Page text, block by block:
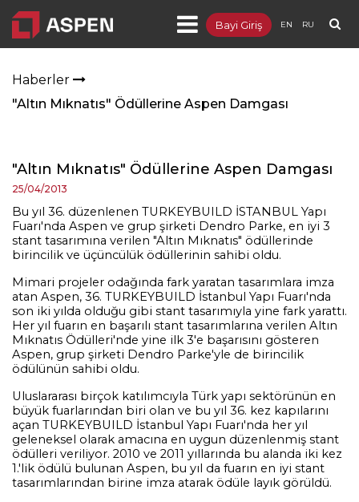
EN RU
Bayi Giriş
Projeler
- Hakkımızda
- İnsan Kaynakları
- Haberler
- Fuarlar
Blog
Dokümanlar
İletişim
Haberler
"Altın Mıknatıs" Ödüllerine Aspen Damgası
"Altın Mıknatıs" Ödüllerine Aspen Damgası
25/04/2013
Bu yıl 36. düzenlenen TURKEYBUILD İSTANBUL Yapı
Fuarı'nda Aspen ve grup şirketi Dendro Parke, en iyi 3
stant tasarımına verilen "Altın Mıknatıs" ödüllerinde
birincilik ve üçüncülük ödüllerinin sahibi oldu.
Mimari projeler odağında fark yaratan tasarımlara imza
atan Aspen, 36. TURKEYBUILD İstanbul Yapı Fuarı'nda
son iki yılda olduğu gibi stant tasarımıyla yine fark yarattı.
Her yıl fuarın en başarılı stant tasarımlarına verilen Altın
Mıknatıs Ödülleri'nde yine ilk 3'e başarısını gösteren
Aspen, grup şirketi Dendro Parke'yle de birincilik
ödülünün sahibi oldu.
Uluslararası birçok katılımcıyla Türk yapı sektörünün en
büyük fuarlarından biri olan ve bu yıl 36. kez kapılarını
açan TURKEYBUILD İstanbul Yapı Fuarı'nda her yıl
geleneksel olarak amacına en uygun düzenlenmiş stant
ödülleri veriliyor. 2010 ve 2011 yıllarında bu alanda iki kez
1.'lik ödülü bulunan Aspen, bu yıl da fuarın en iyi stant
tasarımlarından birine imza atarak ödüle layık görüldü.